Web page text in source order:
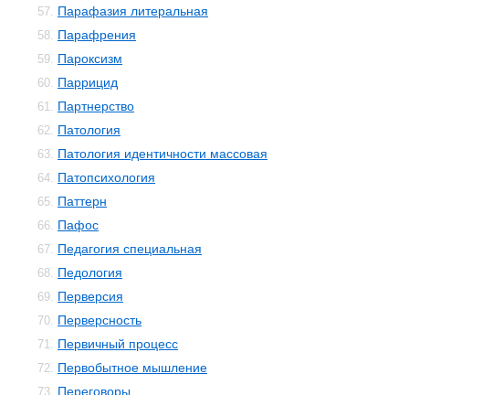
57. Парафазия литеральная
58. Парафрения
59. Пароксизм
60. Паррицид
61. Партнерство
62. Патология
63. Патология идентичности массовая
64. Патопсихология
65. Паттерн
66. Пафос
67. Педагогия специальная
68. Педология
69. Перверсия
70. Перверсность
71. Первичный процесс
72. Первобытное мышление
73. Переговоры